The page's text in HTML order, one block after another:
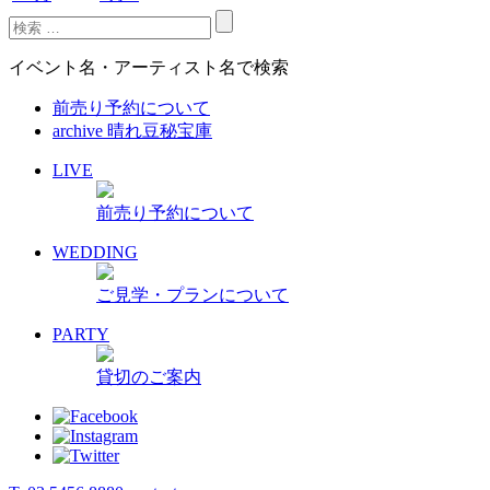
イベント名・アーティスト名で検索
前売り予約について
archive 晴れ豆秘宝庫
LIVE
前売り予約について
WEDDING
ご見学・プランについて
PARTY
貸切のご案内